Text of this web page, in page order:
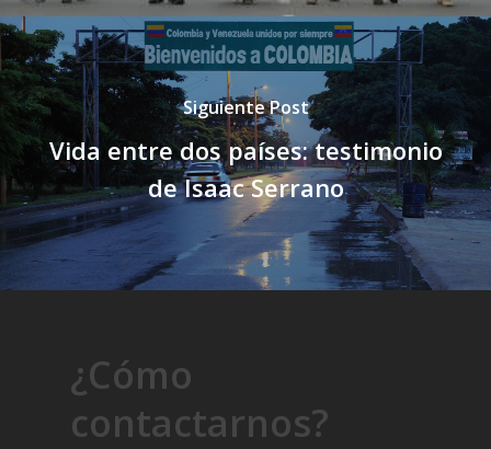
Siguiente Post
Vida entre dos países: testimonio
de Isaac Serrano
¿Cómo
contactarnos?